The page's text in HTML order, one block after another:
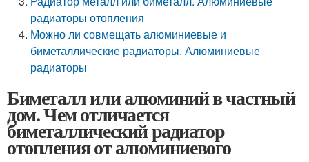
радиаторы отопления
Можно ли совмещать алюминиевые и
биметаллические радиаторы. Алюминиевые
радиаторы
Биметалл или алюминий в частный
дом. Чем отличается
биметаллический радиатор
отопления от алюминиевого